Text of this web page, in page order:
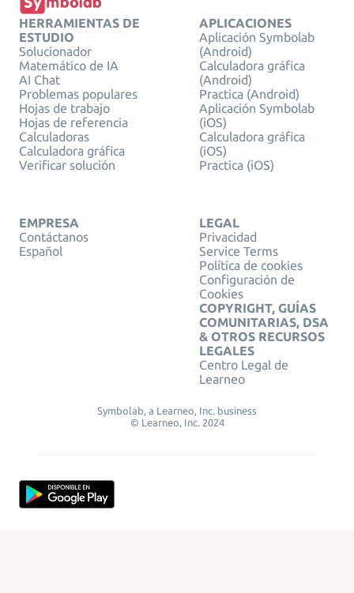
HERRAMIENTAS DE
ESTUDIO
Solucionador
Matemático de IA
AI Chat
Problemas populares
Hojas de trabajo
Hojas de referencia
Calculadoras
Calculadora gráfica
Verificar solución
APLICACIONES
Aplicación Symbolab
(Android)
Calculadora gráfica
(Android)
Practica (Android)
Aplicación Symbolab
(iOS)
Calculadora gráfica
(iOS)
Practica (iOS)
EMPRESA
Contáctanos
Español
LEGAL
Privacidad
Service Terms
Política de cookies
Configuración de
Cookies
COPYRIGHT, GUÍAS
COMUNITARIAS, DSA
& OTROS RECURSOS
LEGALES
Centro Legal de
Learneo
Symbolab, a Learneo, Inc. business
© Learneo, Inc. 2024